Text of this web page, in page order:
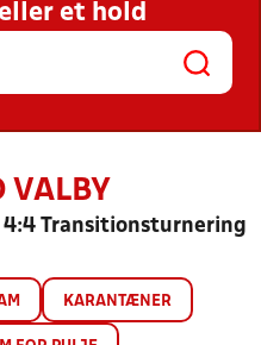
KLUBBER OG
et hold
VALBY
4:4 Transitionsturnering
KARANTÆNER